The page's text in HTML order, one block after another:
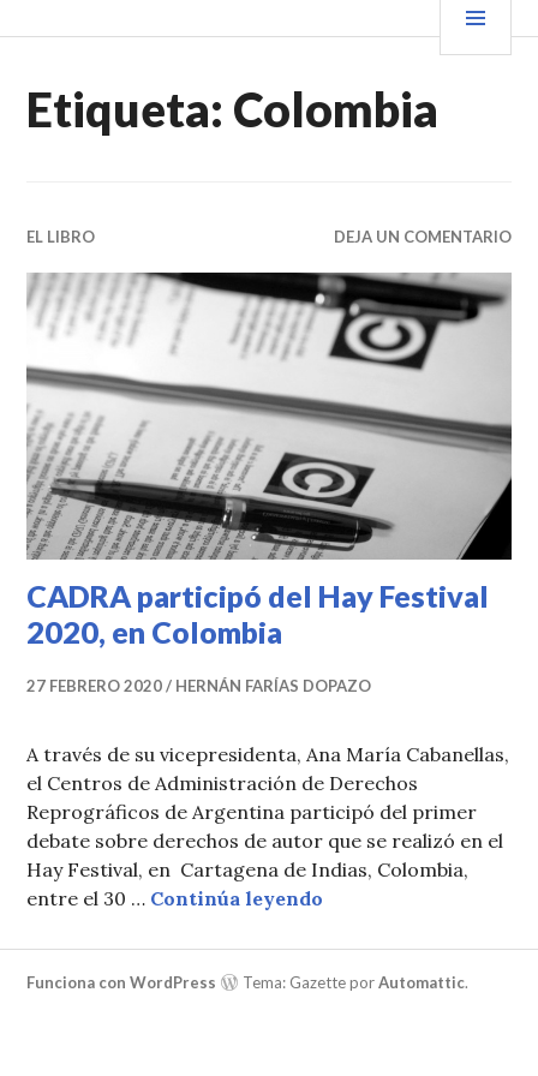
al VENDER+LIBROS NOTICIAS
Etiqueta: Colombia
EL LIBRO DEJA UN COMENTARIO
CADRA participó del Hay Festival
2020, en Colombia
27 FEBRERO 2020 HERNÁN FARÍAS DOPAZO
A través de su vicepresidenta, Ana María Cabanellas,
el Centros de Administración de Derechos
Reprográficos de Argentina participó del primer
debate sobre derechos de autor que se realizó en el
Hay Festival, en Cartagena de Indias, Colombia,
entre el 30 … Continúa leyendo
Funciona con WordPress Tema: Gazette porAutomattic.